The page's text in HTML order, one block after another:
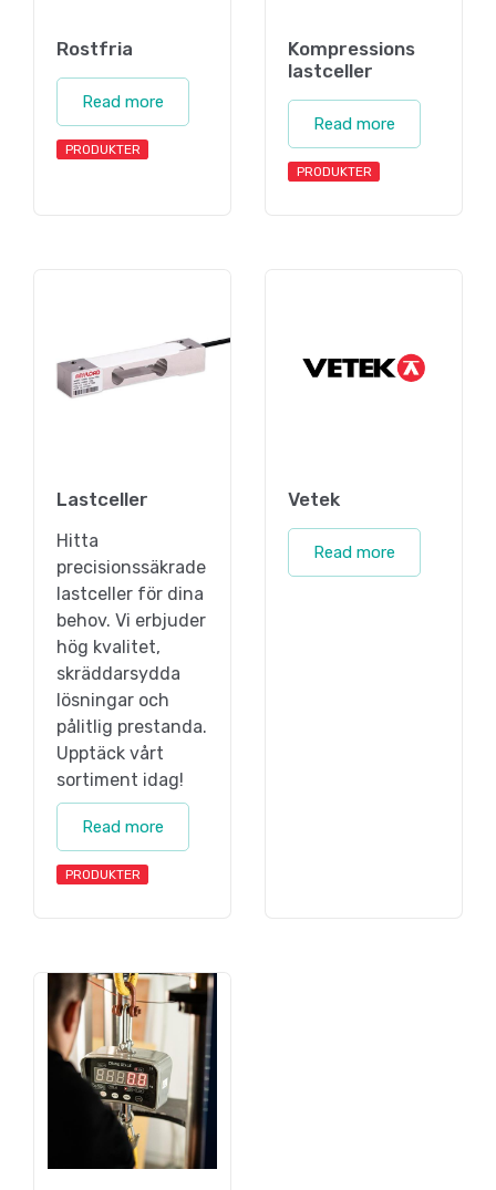
Rostfria
Read more
PRODUKTER
Kompressions
lastceller
Read more
PRODUKTER
Lastceller
Hitta
precisionssäkrade
lastceller för dina
behov. Vi erbjuder
hög kvalitet,
skräddarsydda
lösningar och
pålitlig prestanda.
Upptäck vårt
sortiment idag!
Read more
PRODUKTER
Vetek
Read more